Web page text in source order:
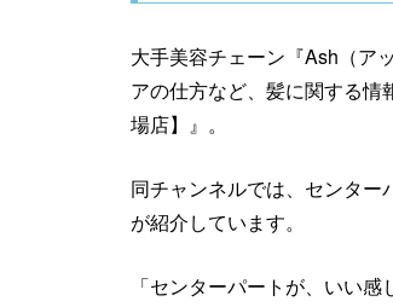
大手美容チェーン『Ash（ア
アの仕方など、髪に関する情
場店】』。
同チャンネルでは、センタ
が紹介しています。
「センターパートが、いい